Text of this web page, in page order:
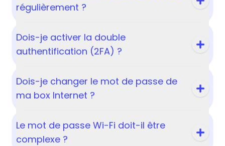
régulièrement ?
Dois-je activer la double
authentification (2FA) ?
Dois-je changer le mot de passe de
ma box Internet ?
Le mot de passe Wi-Fi doit-il être
complexe ?